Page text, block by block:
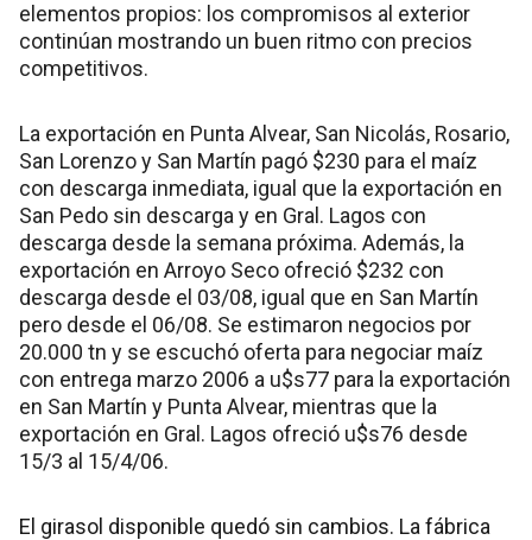
elementos propios: los compromisos al exterior
continúan mostrando un buen ritmo con precios
competitivos.
La exportación en Punta Alvear, San Nicolás, Rosario,
San Lorenzo y San Martín pagó $230 para el maíz
con descarga inmediata, igual que la exportación en
San Pedo sin descarga y en Gral. Lagos con
descarga desde la semana próxima. Además, la
exportación en Arroyo Seco ofreció $232 con
descarga desde el 03/08, igual que en San Martín
pero desde el 06/08. Se estimaron negocios por
20.000 tn y se escuchó oferta para negociar maíz
con entrega marzo 2006 a u$s77 para la exportación
en San Martín y Punta Alvear, mientras que la
exportación en Gral. Lagos ofreció u$s76 desde
15/3 al 15/4/06.
El girasol disponible quedó sin cambios. La fábrica